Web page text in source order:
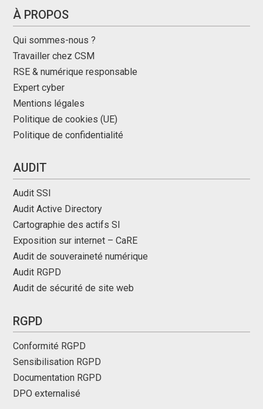
À PROPOS
Qui sommes-nous ?
Travailler chez CSM
RSE & numérique responsable
Expert cyber
Mentions légales
Politique de cookies (UE)
Politique de confidentialité
AUDIT
Audit SSI
Audit Active Directory
Cartographie des actifs SI
Exposition sur internet – CaRE
Audit de souveraineté numérique
Audit RGPD
Audit de sécurité de site web
RGPD
Conformité RGPD
Sensibilisation RGPD
Documentation RGPD
DPO externalisé